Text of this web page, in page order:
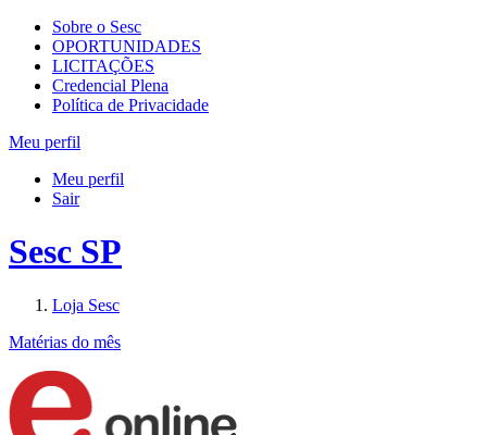
Sobre o Sesc
OPORTUNIDADES
LICITAÇÕES
Credencial Plena
Política de Privacidade
Meu perfil
Meu perfil
Sair
Sesc SP
Loja Sesc
Matérias do mês